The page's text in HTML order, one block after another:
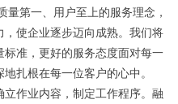
第一、用户至上的服务理念，
使企业逐步迈向成熟。我们将
准，更好的服务态度面对每一
扎根在每一位客户的心中。
作业内容，制定工作程序。融